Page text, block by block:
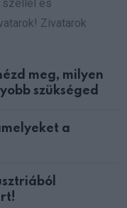
széllel és
Zivatarok
meg, milyen
szükséged
a